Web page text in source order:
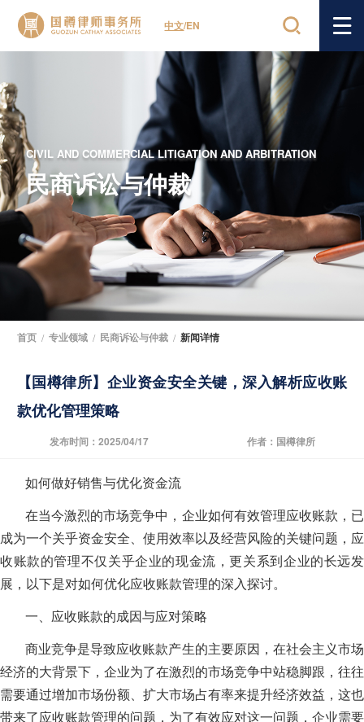
中文/EN
CIVIL AND COMMERCIAL LITIGATION AND ARBITRATION
民商诉讼与仲裁
首页 / 专业领域 / 民商诉讼与仲裁 / 新闻详情
【国樽律所】企业资金安全关键，深入解析应收账
款优化管理策略
发布时间：2025/04/17 作者：国樽律所
如何做好销售与优化资金流
在当今激烈的市场竞争中，企业如何有效管理应收账款，已
成为一个关乎资金安全、使用效率以及经营风险的关键问题，应
收账款的管理不仅关乎企业的现金流，更关系到企业的长远发
展，以下是对如何优化应收账款管理的深入探讨。
一、应收账款的成因与应对策略
商业竞争是导致应收账款产生的主要原因，在社会主义市场
经济的大背景下，企业为了在激烈的市场竞争中站稳脚跟，往往
需要通过增加市场份额、扩大市场占有率来提升经济效益，这也
带来了应收账款管理的问题，为了有效应对这一问题，企业需要